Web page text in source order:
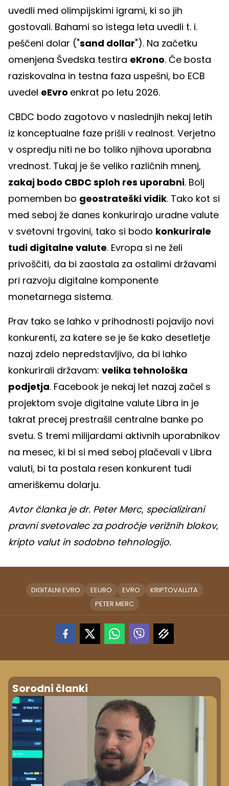
uvedli med olimpijskimi igrami, ki so jih
gostovali. Bahami so istega leta uvedli t. i.
peščeni dolar ("sand dollar"). Na začetku
omenjena Švedska testira eKrono. Če bosta
raziskovalna in testna faza uspešni, bo ECB
uvedel eEvro enkrat po letu 2026.
CBDC bodo zagotovo v naslednjih nekaj letih
iz konceptualne faze prišli v realnost. Verjetno
v ospredju niti ne bo toliko njihova uporabna
vrednost. Tukaj je še veliko različnih mnenj,
zakaj bodo CBDC sploh res uporabni. Bolj
pomemben bo geostrateški vidik. Tako kot si
med seboj že danes konkurirajo uradne valute
v svetovni trgovini, tako si bodo konkurirale
tudi digitalne valute. Evropa si ne želi
privoščiti, da bi zaostala za ostalimi državami
pri razvoju digitalne komponente
monetarnega sistema.
Prav tako se lahko v prihodnosti pojavijo novi
konkurenti, za katere se je še kako desetletje
nazaj zdelo nepredstavljivo, da bi lahko
konkurirali državam: velika tehnološka
podjetja. Facebook je nekaj let nazaj začel s
projektom svoje digitalne valute Libra in je
takrat precej prestrašil centralne banke po
svetu. S tremi milijardami aktivnih uporabnikov
na mesec, ki bi si med seboj plačevali v Libra
valuti, bi ta postala resen konkurent tudi
ameriškemu dolarju.
Avtor članka je dr. Peter Merc, specializirani
pravni svetovalec za področje verižnih blokov,
kripto valut in sodobno tehnologijo.
DIGITALNI EVRO EEURO EVRO
KRIPTOVALUTA
PETER MERC
Sorodni članki